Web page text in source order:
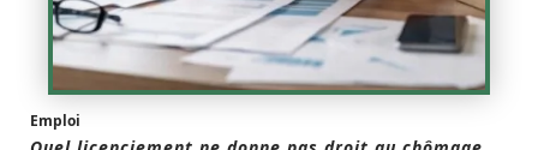
Emploi